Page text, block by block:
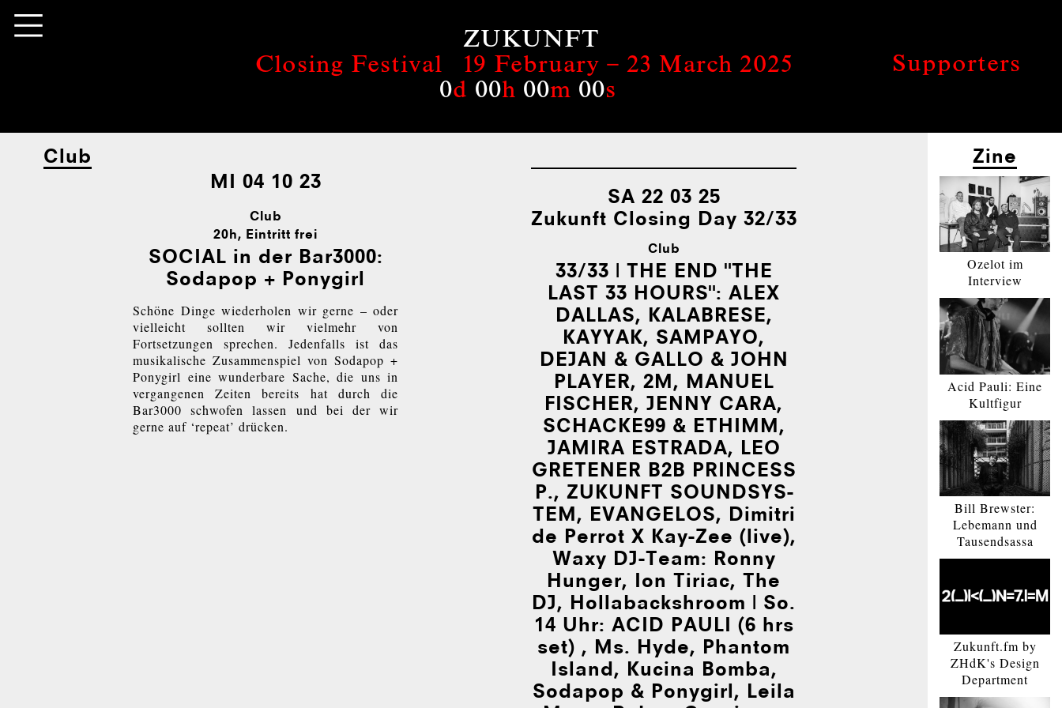
ZUKUNFT
Closing Festival
19 February – 23 March 2025
0d 00h 00m 00s
Supporters
Club
Zine
MI 04 10 23
Club
20h, Eintritt frei
SOCIAL in der Bar3000:
Sodapop + Ponygirl
Schöne Dinge wiederholen wir gerne – oder
vielleicht sollten wir vielmehr von
Fortsetzungen sprechen. Jedenfalls ist das
musikalische Zusammenspiel von Sodapop +
Ponygirl eine wunderbare Sache, die uns in
vergangenen Zeiten bereits hat durch die
Bar3000 schwofen lassen und bei der wir
gerne auf ‘repeat’ drücken.
SA 22 03 25
Zukunft Closing Day 32/33
Club
33/33 | THE END "THE
LAST 33 HOURS": ALEX
DALLAS, KA­LA­B­RE­SE,
KAYYAK, SAMPAYO,
DEJAN & GALLO & JOHN
PLAYER, 2M, MANUEL
FISCHER, JENNY CARA,
SCHACKE99 & ETHIMM,
JAMIRA ESTRADA, LEO
GRE­TE­NER B2B PRIN­CESS
P., ZUKUNFT SO­UND­SYS­
TEM, EVAN­GE­LOS, Dimitri
de Perrot X Kay-Zee (live),
Waxy DJ-Team: Ronny
Hunger, Ion Tiriac, The
DJ, Hol­la­backshroom | So.
14 Uhr: ACID PAULI (6 hrs
set) , Ms. Hyde, Phantom
Island, Kucina Bomba,
Sodapop & Pony­girl, Leila
Ozelot im
Interview
Acid Pauli: Eine
Kultfigur
Bill Brewster:
Lebemann und
Tausendsassa
Zukunft.fm by
ZHdK's Design
Department